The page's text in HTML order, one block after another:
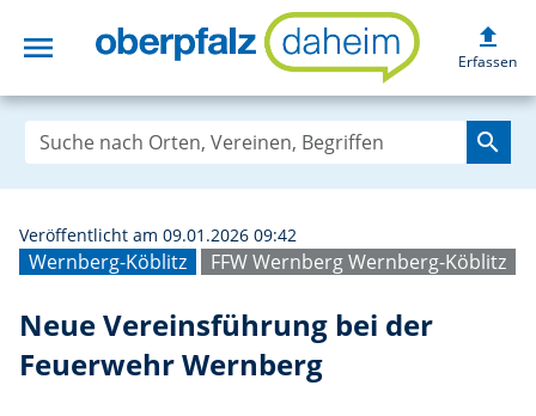
menu Neue
upload
Erfassen
search
Wernberg-Köblitz FFW Wernberg Wernberg-Köblitz
Veröffentlicht am 09.01.2026 09:42
Neue Vereinsführung bei der
Feuerwehr Wernberg